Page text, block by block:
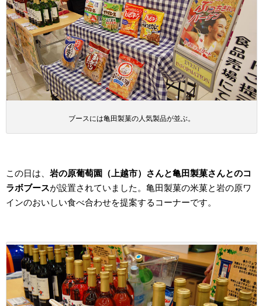
ブースには亀田製菓の人気製品が並ぶ。
この日は、 岩の原葡萄園（上越市）さんと亀田製菓さんとのコ
ラボブースが設置されていました。亀田製菓の米菓と岩の原ワ
インのおいしい食べ合わせを提案するコーナーです。